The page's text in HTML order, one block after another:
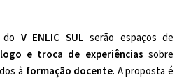
do V ENLIC SUL serão espaços de
e troca de experiências sobre
à formação docente. A proposta é